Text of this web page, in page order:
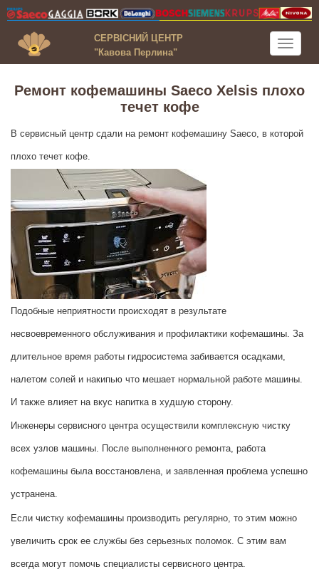
Toggle
СЕРВІСНИЙ ЦЕНТР
"Кавова Перлина"
Ремонт кофемашины Saeco Xelsis плохо
течет кофе
В сервисный центр сдали на ремонт кофемашину Saeco, в которой
плохо течет кофе.
Подобные неприятности происходят в результате
несвоевременного обслуживания и профилактики кофемашины. За
длительное время работы гидросистема забивается осадками,
налетом солей и накипью что мешает нормальной работе машины.
И также влияет на вкус напитка в худшую сторону.
Инженеры сервисного центра осуществили комплексную чистку
всех узлов машины. После выполненного ремонта, работа
кофемашины была восстановлена, и заявленная проблема успешно
устранена.
Если чистку кофемашины производить регулярно, то этим можно
увеличить срок ее службы без серьезных поломок. С этим вам
всегда могут помочь специалисты сервисного центра.